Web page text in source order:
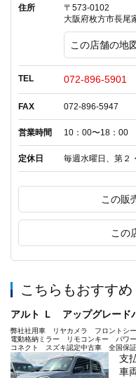
住所
〒573-0102
大阪府枚方市長尾
この店舗の地
TEL 072-896-5901
FAX 072-896-5947
営業時間 10：00〜18：00
定休日 毎週水曜日、第２
この販
この
こちらもおすすめ
アルト Ｌ アップグレー
弊社社用車 リヤカメラ フロントシ
電動格納ミラー リモコンキー パワ
コネクト スズキ認定中古車 全国保証
支
車